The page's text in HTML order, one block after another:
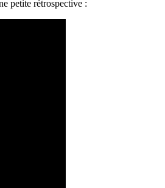
petite rétrospective :